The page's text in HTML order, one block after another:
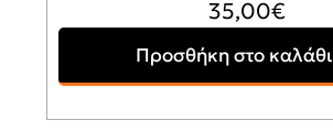
35,00€
Προσθήκη στο καλάθι